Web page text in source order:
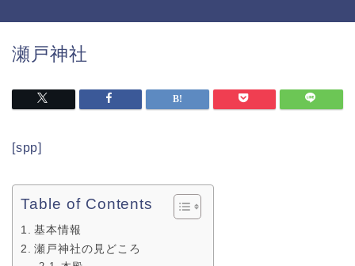
瀬戸神社
[spp]
Table of Contents
基本情報
瀬戸神社の見どころ